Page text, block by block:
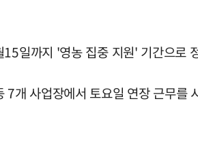
일까지 '영농 집중 지원' 기간으로
개 사업장에서 토요일 연장 근무를